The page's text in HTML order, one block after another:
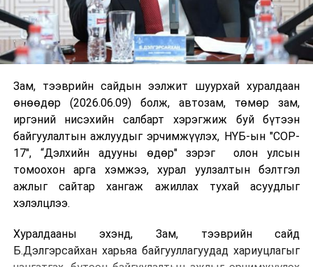
Зам, тээврийн сайдын ээлжит шуурхай хуралдаан
өнөөдөр (2026.06.09) болж, автозам, төмөр зам,
иргэний нисэхийн салбарт хэрэгжиж буй бүтээн
байгуулалтын ажлуудыг эрчимжүүлэх, НҮБ-ын "COP-
17", “Дэлхийн адууны өдөр" зэрэг олон улсын
томоохон арга хэмжээ, хурал уулзалтын бэлтгэл
ажлыг сайтар хангаж ажиллах тухай асуудлыг
хэлэлцлээ.
Хуралдааны эхэнд, Зам, тээврийн сайд
Б.Дэлгэрсайхан харьяа байгууллагуудад хариуцлагыг